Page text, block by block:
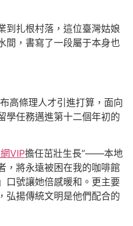
到扎根村落，這位臺灣姑娘
間，書寫了一段屬于本身也
高條理人才引進打算，面向
學任務邁進第十二個年初的
VIP擔任茁壯生長”——本地
，將永遠被困在我的咖啡館
口號讓她倍感暖和。更主要
弘揚傳統文明是他們配合的